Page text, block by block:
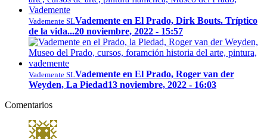
Vademente SLVademente en El Prado, Dirk Bouts. Tríptico
de la vida...20 noviembre, 2022 - 15:57
Vademente SLVademente en El Prado, Roger van der
Weyden, La Piedad13 noviembre, 2022 - 16:03
Comentarios